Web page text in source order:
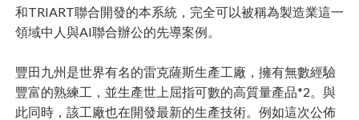
和TRIART聯合開發的本系統，完全可以被稱為製造業這一
領域中人與AI聯合辦公的先導案例。
豐田九州是世界有名的雷克薩斯生產工廠，擁有無數經驗
豐富的熟練工，並生產世上屈指可數的高質量產品*2。與
此同時，該工廠也在開發最新的生產技術。例如這次公佈